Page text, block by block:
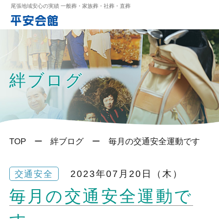
尾張地域安心の実績 一般葬・家族葬・社葬・直葬
絆ブログ
TOP 絆ブログ 毎月の交通安全運動です
交通安全 2023年07月20日（木）
毎月の交通安全運動で